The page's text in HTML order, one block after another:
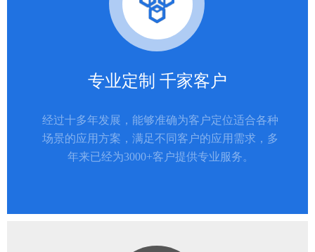
专业定制 千家客户
经过十多年发展，能够准确为客户定位适合各种
场景的应用方案，满足不同客户的应用需求，多
年来已经为3000+客户提供专业服务。